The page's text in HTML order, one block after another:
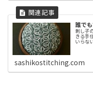
誰で
刺し子
きる手
いらな
たそ
sashikostitching.com